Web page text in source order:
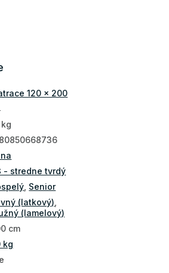
120 x 200
kg
- stredne tvrdý
Senior
(latkový)
(lamelový)
cm
kg